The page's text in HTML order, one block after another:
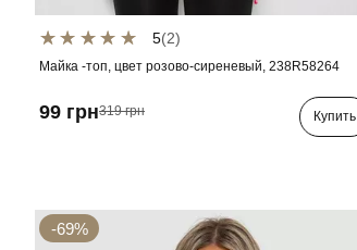
5(2)
Майка -топ, цвет розово-сиреневый, 238R58264
99 грн319 грн Купить
-69%